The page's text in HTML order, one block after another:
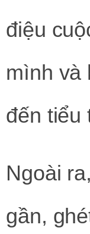
điệu
mình và
đến tiểu
Ngoài
gần,